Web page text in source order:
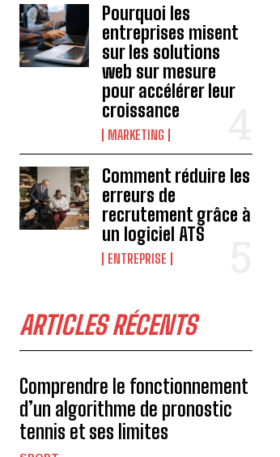
Pourquoi les
entreprises misent
sur les solutions
web sur mesure
pour accélérer leur
croissance
MARKETING
Comment réduire les
erreurs de
recrutement grâce à
un logiciel ATS
ENTREPRISE
ARTICLES RÉCENTS
Comprendre le fonctionnement
d’un algorithme de pronostic
tennis et ses limites